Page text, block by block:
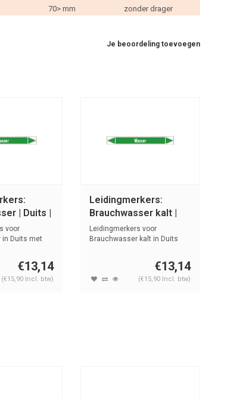
70> mm zonder drager
Je beoordeling toevoegen
| Duits |
voor
in Duits met
€13,14
(€15,90 Incl. btw)
Leidingmerkers:
Brauchwasser kalt |
Duits | Water
Leidingmerkers voor
Brauchwasser kalt in Duits
€13,14
(€15,90 Incl. btw)